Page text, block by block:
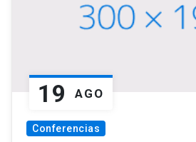
19 AGO
Conferencias